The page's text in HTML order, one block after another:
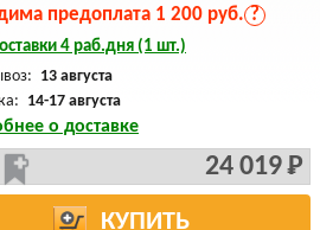
предоплата 1 200 руб. ?
4 раб.дня (1 шт.)
13 августа
14-17 августа
о доставке
24 019 Р
КУПИТЬ